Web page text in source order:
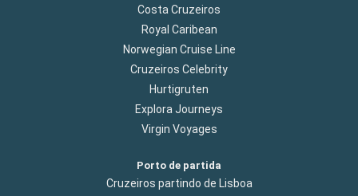
Costa Cruzeiros
Royal Caribean
Norwegian Cruise Line
Cruzeiros Celebrity
Hurtigruten
Explora Journeys
Virgin Voyages
Porto de partida
Cruzeiros partindo de Lisboa